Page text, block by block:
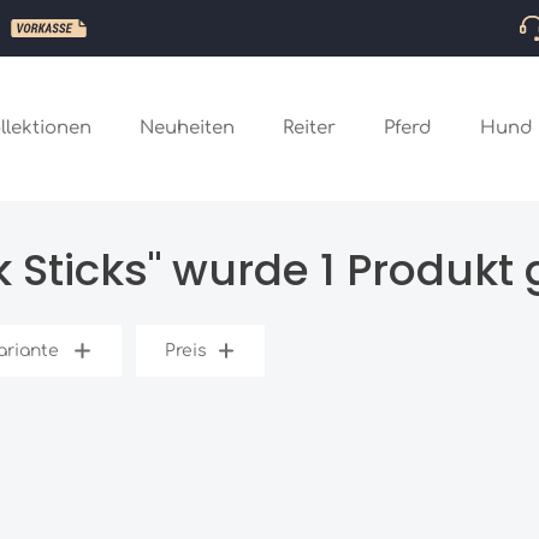
Neuheiten Reiter Pferd Hund
Sticks" wurde 1
Preis